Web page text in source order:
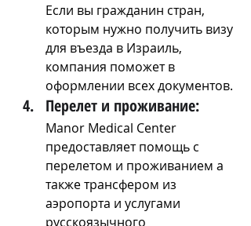
Если вы гражданин стран,
которым нужно получить визу
для въезда в Израиль,
компания поможет в
оформлении всех документов.
Перелет и проживание:
Manor Medical Center
предоставляет помощь с
перелетом и проживанием а
также трансфером из
аэропорта и услугами
русскоязычного